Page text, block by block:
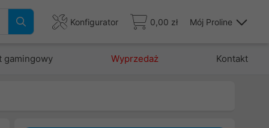
Konfigurator 0,00 zł Mój Proline
gamingowy Wyprzedaż Kontakt